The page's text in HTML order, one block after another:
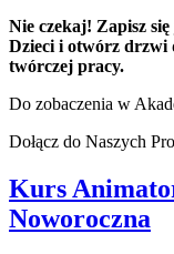
Nie czekaj! Zapisz
Dzieci i otwórz drzwi
twórczej pracy.
Do zobaczenia w
Dołącz do Naszych
Kurs
Noworoczna